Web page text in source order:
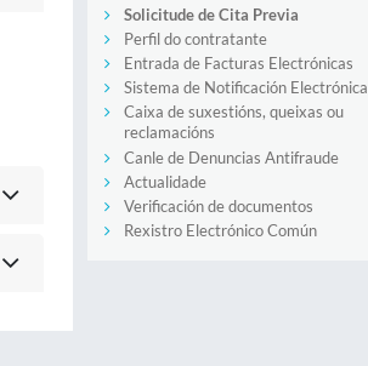
Solicitude de Cita Previa
Perfil do contratante
Entrada de Facturas Electrónicas
Sistema de Notificación Electrónica
Caixa de suxestións, queixas ou
reclamacións
Canle de Denuncias Antifraude
Actualidade
Verificación de documentos
Rexistro Electrónico Común